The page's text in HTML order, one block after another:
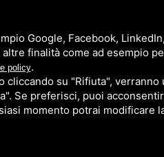
Google, Facebook,
finalità come ad esempio
policy.
cliccando su "Rifiuta",
Se preferisci, puoi
momento potrai modificare